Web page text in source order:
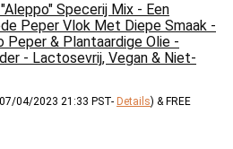
Specerij Mix - Een
Peper Vlok Met Diepe Smaak -
Peper & Plantaardige Olie -
- Lactosevrij, Vegan & Niet-
04/2023 21:33 PST- Details) & FREE